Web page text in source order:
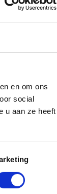
en om ons
social
u aan ze heeft